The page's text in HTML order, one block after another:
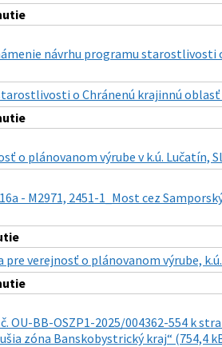
návrhu programu
o Chránenú krajinnú oblasť
o plánovanom výrube v k.ú. Lučatín,
- M2971, 2451-1_Most cez
verejnosť o plánovanom výrube,
OU-BB-OSZP1-2025/004362-554 k
zóna Banskobystrický kraj“ (754,4